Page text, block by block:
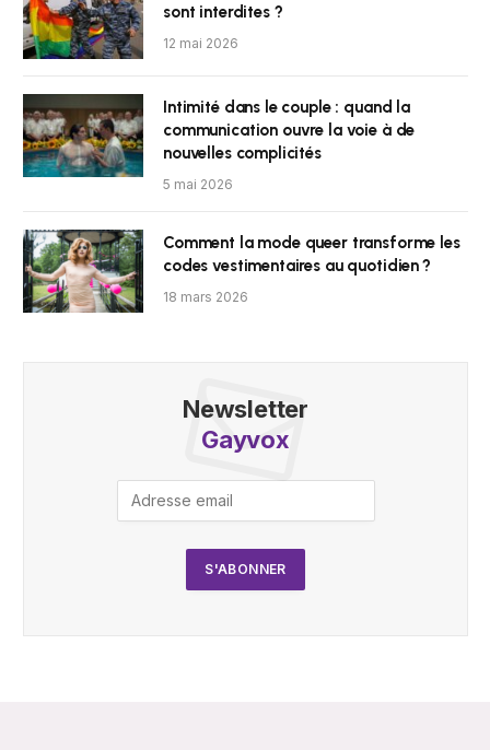
sont interdites ?
12 mai 2026
Intimité dans le couple : quand la
communication ouvre la voie à de
nouvelles complicités
5 mai 2026
Comment la mode queer transforme les
codes vestimentaires au quotidien ?
18 mars 2026
Newsletter
Gayvox